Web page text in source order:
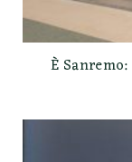
È